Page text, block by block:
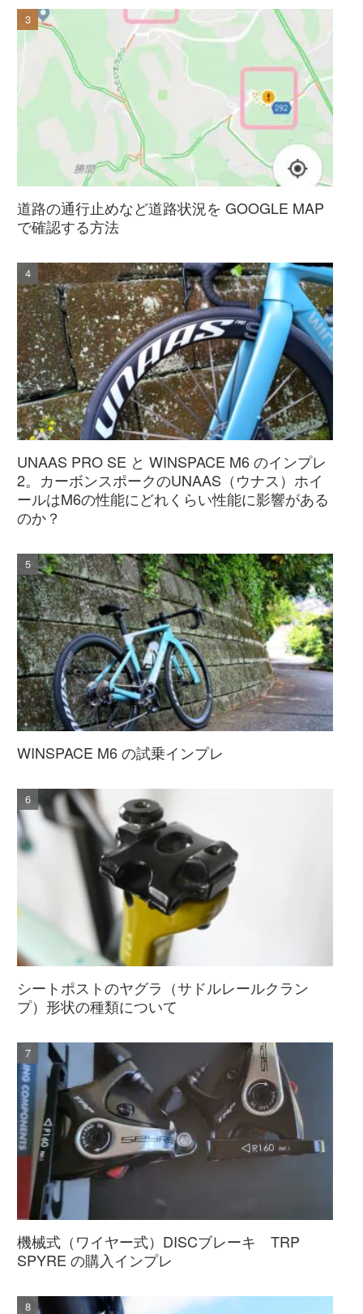
道路の通行止めなど道路状況を GOOGLE MAP
で確認する方法
UNAAS PRO SE と WINSPACE M6 のインプレ
2。カーボンスポークのUNAAS（ウナス）ホイ
ールはM6の性能にどれくらい性能に影響がある
のか？
WINSPACE M6 の試乗インプレ
シートポストのヤグラ（サドルレールクラン
プ）形状の種類について
機械式（ワイヤー式）DISCブレーキ TRP
SPYRE の購入インプレ